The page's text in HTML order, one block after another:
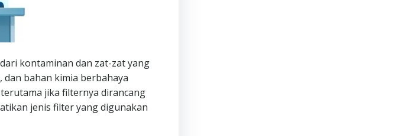
kontaminan dan zat-zat yang
bahan kimia berbahaya
jika filternya dirancang
jenis filter yang digunakan